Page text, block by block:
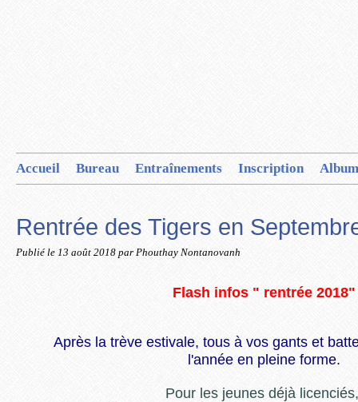
Accueil Bureau Entraînements Inscription
Rentrée des Tigers en
Publié le 13 août 2018 par Phouthay Nontanovanh
Flash infos " rentrée 2018"
Après la trève estivale, tous à vos gants et
l'année en pleine forme.
Pour les jeunes déjà